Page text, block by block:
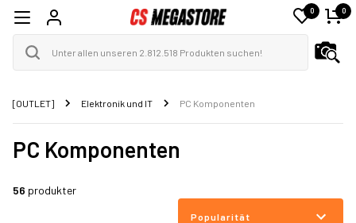
0 0
[OUTLET] Elektronik und IT PC Komponenten
PC Komponenten
56 produkter
Popularität